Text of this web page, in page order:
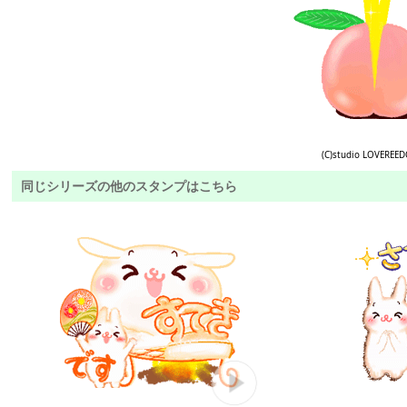
(C)studio
同じシリーズの他のスタンプはこちら